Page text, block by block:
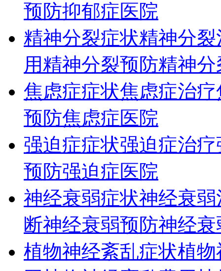
预防抑郁症医院
精神分裂症状精神分裂
用精神分裂预防精神
焦虑症症状焦虑症治疗
预防焦虑症医院
强迫症症状强迫症治疗
预防强迫症医院
神经衰弱症状神经衰弱
断神经衰弱预防神经
植物神经紊乱症状植物